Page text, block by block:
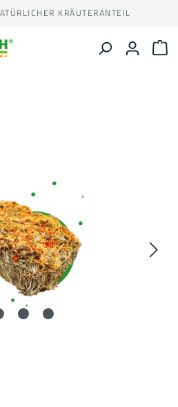
KRÄUTERANTEIL